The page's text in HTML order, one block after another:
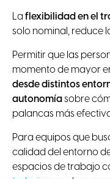
La flexibilidad en el
solo nominal, reduce
Permitir que las
momento de mayor
desde distintos
autonomíasobre
palancas más
Para equipos que
calidad del entorno
espacios de trabajo